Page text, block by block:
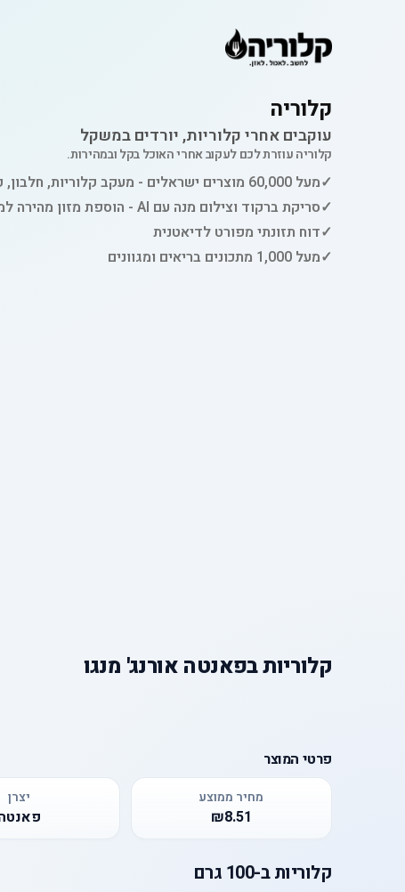
קלוריה
עוקבים אחרי קלוריות, יורדים במשקל
קלוריה עוזרת לכם לעקוב אחרי האוכל בקל ובמהירות.
✓מעל 60,000 מוצרים ישראלים - מעקב קלוריות, חלבון, פחמימות ושומן
✓סריקת ברקוד וצילום מנה עם AI - הוספת מזון מהירה למעקב
✓דוח תזונתי מפורט לדיאטנית
✓מעל 1,000 מתכונים בריאים ומגוונים
קלוריותבפאנטה אורנג' מנגו
פרטי המוצר
מחיר ממוצע
₪8.51
יצרן
קלוריותב-100 גרם